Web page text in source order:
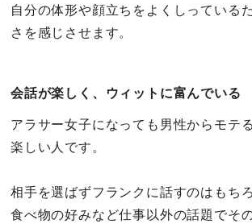
自分の体形や顔立ちをよくしっている
さを感じさせます。
会話が楽しく、ウィットに富んでいる
アラサー女子になっても男性からモテ
楽しい人です。
相手を選ばずフランクに話すのはもち
食べ物の好みなど仕事以外の話題でそ